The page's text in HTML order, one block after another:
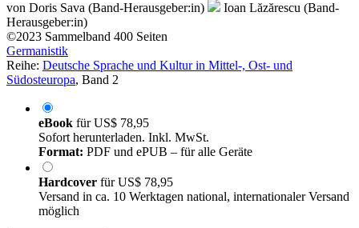
von Doris Sava (Band-Herausgeber:in)
Ioan Lăzărescu (Band-
Herausgeber:in)
©2023 Sammelband 400 Seiten
Germanistik
Reihe: Deutsche Sprache und Kultur in Mittel-, Ost- und
Südosteuropa, Band 2
eBook fürUS$ 78,95
Sofort herunterladen. Inkl. MwSt.
Format: PDF und ePUB – für alle Geräte
Hardcover fürUS$ 78,95
Versand in ca. 10 Werktagen national, internationaler Versand
möglich